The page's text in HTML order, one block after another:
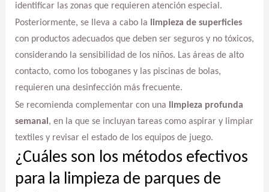
identificar las zonas que requieren atención especial.
Posteriormente, se lleva a cabo la limpieza de superficies
con productos adecuados que deben ser seguros y no tóxicos,
considerando la sensibilidad de los niños. Las áreas de alto
contacto, como los toboganes y las piscinas de bolas,
requieren una desinfección más frecuente.
Se recomienda complementar con una limpieza profunda
semanal , en la que se incluyan tareas como aspirar y limpiar
textiles y revisar el estado de los equipos de juego.
¿Cuáles son los métodos efectivos
para la limpieza de parques de